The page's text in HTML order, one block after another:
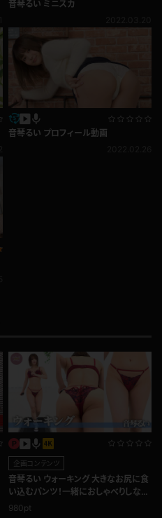
音琴るい ミニスカ
音琴るい プロフィール動画
企画コンテンツ
音琴るい ウォーキング 大きなお尻に食
い込むパンツ！一緒におしゃべりしなが
ら♪
980pt